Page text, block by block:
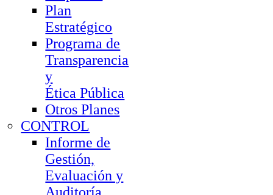
Plan
Estratégico
Programa de
Transparencia
y
Ética Pública
Otros Planes
CONTROL
Informe de
Gestión,
Evaluación y